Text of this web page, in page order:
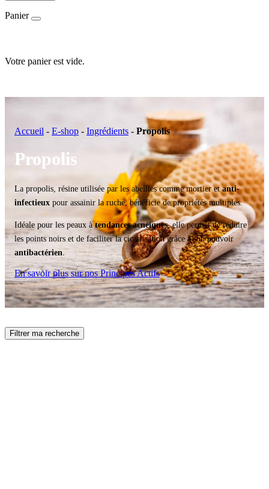
Panier
Votre panier est vide.
Accueil - E-shop - Ingrédients - Propolis
Propolis
La propolis, résine utilisée par les abeilles comme mortier etanti-
infectieux pour assainir la ruche, bénéficie de propriétés multiples.
Idéale pour les peaux àtendances acnéiques, elle permet de réduire
les points noirs et de faciliter la cicatrisation grâce à son pouvoir
antibactérien.
En savoir plus sur nos Principes Actifs
Filtrer ma recherche